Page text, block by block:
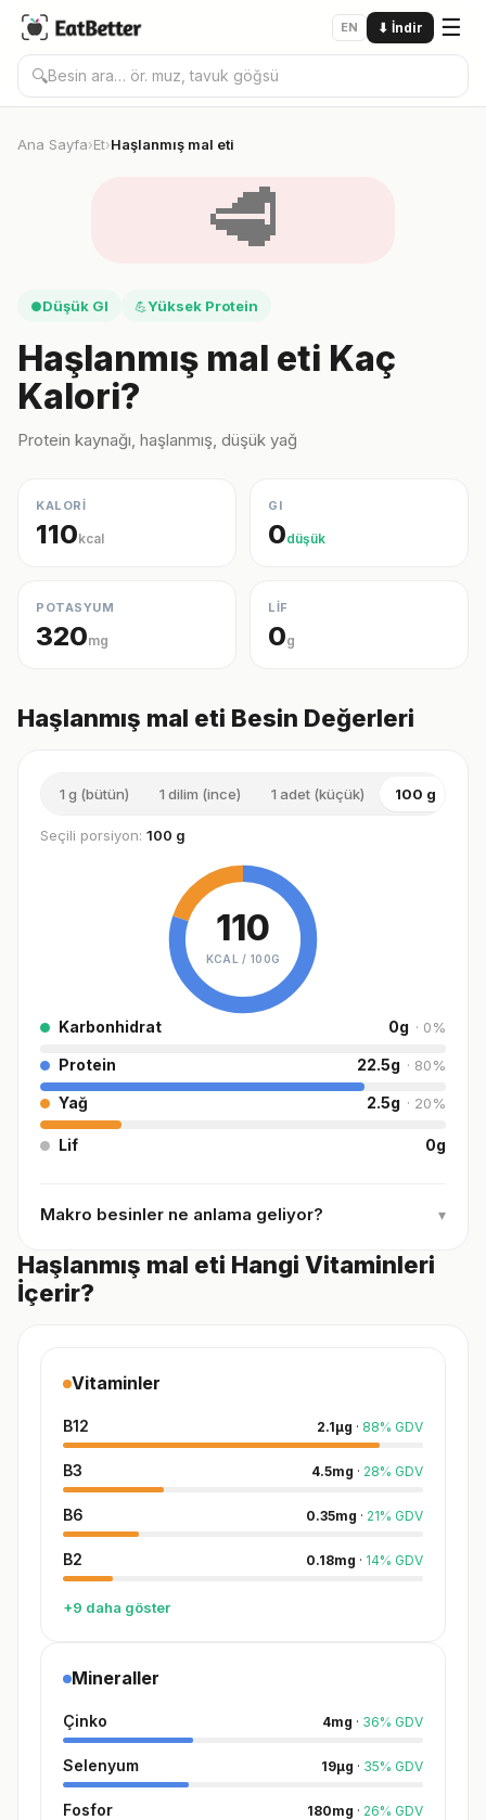
EN ⬇ İndir ☰
🔍
Ana Sayfa›Et›Haşlanmış mal eti
🥩
●Düşük GI 💪Yüksek Protein
Haşlanmış mal eti Kaç
Kalori?
Protein kaynağı, haşlanmış, düşük yağ
KALORİ
110kcal
GI
0düşük
POTASYUM
320mg
LİF
0g
Haşlanmış mal eti Besin Değerleri
1 g (bütün) 1 dilim (ince) 1 adet (küçük) 100 g
Seçili porsiyon: 100 g
110
KCAL / 100G
Karbonhidrat 0g · 0%
Protein 22.5g · 80%
Yağ 2.5g · 20%
Lif 0g
Makro besinler ne anlama geliyor? ▾
Haşlanmış mal eti Hangi Vitaminleri
İçerir?
Vitaminler
B12 2.1µg · 88% GDV
B3 4.5mg · 28% GDV
B6 0.35mg · 21% GDV
B2 0.18mg · 14% GDV
+9 daha göster
Mineraller
Çinko 4mg · 36% GDV
Selenyum 19µg · 35% GDV
Fosfor 180mg · 26% GDV